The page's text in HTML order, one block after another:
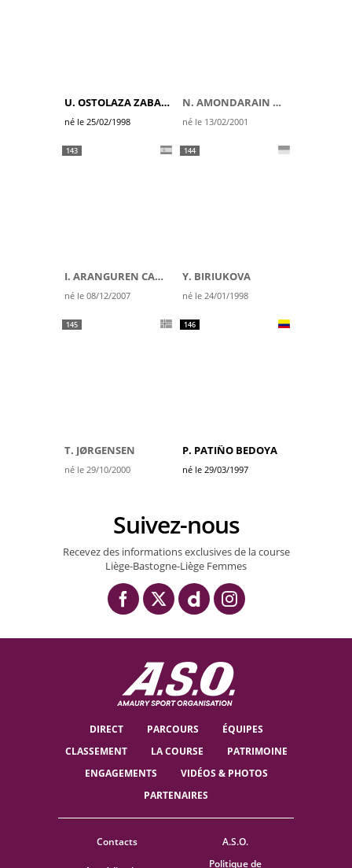
U. OSTOLAZA ZABALA
né le 25/02/1998
N. AMONDARAIN GAZTAÑAGA
né le 13/02/2001
143
I. ARANGUREN CARBAYEDA
né le 08/12/2007
144
Y. BIRIUKOVA
né le 24/01/1998
145
T. JØRGENSEN
né le 29/10/2000
146
P. PATIÑO BEDOYA
né le 29/03/1997
Suivez-nous
Recevez des informations exclusives de la course
Liège-Bastogne-Liège Femmes
DIRECT PARCOURS
ÉQUIPES
CLASSEMENT
LA COURSE
PATRIMOINE
ENGAGEMENTS
VIDÉOS & PHOTOS
PARTENAIRES
Contacts A.S.O.
Politique de